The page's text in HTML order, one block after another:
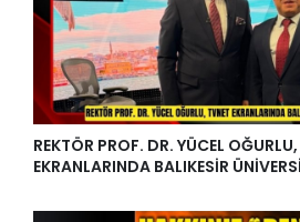
REKTÖR PROF. DR. YÜCEL
EKRANLARINDA BALIKESİR